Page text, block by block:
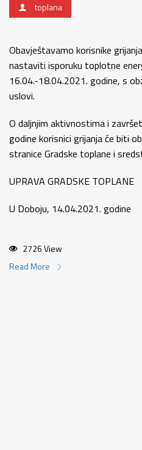
toplana
Obavještavamo korisnike
nastaviti isporuku toplotne
16.04.-18.04.2021. godine, s
uslovi.
O daljnjim aktivnostima i
godine korisnici grijanja će biti
stranice Gradske toplane i
UPRAVA GRADSKE TOPLANE
U Doboju, 14.04.2021. godine
2726 View
Read More